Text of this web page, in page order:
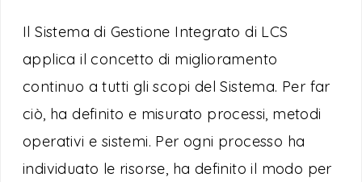
Il Sistema di Gestione Integrato di LCS
applica il concetto di miglioramento
continuo a tutti gli scopi del Sistema. Per far
ciò, ha definito e misurato processi, metodi
operativi e sistemi. Per ogni processo ha
individuato le risorse, ha definito il modo per